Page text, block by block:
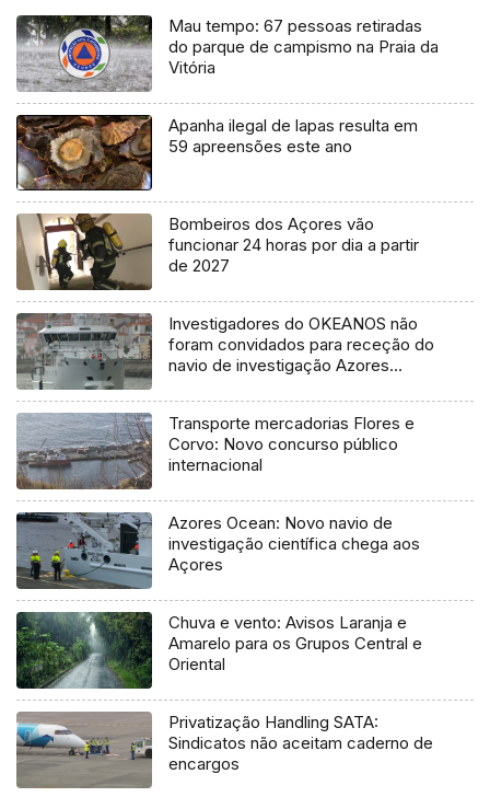
Mau tempo: 67 pessoas retiradas
do parque de campismo na Praia da
Vitória
Apanha ilegal de lapas resulta em
59 apreensões este ano
Bombeiros dos Açores vão
funcionar 24 horas por dia a partir
de 2027
Investigadores do OKEANOS não
foram convidados para receção do
navio de investigação Azores
Transporte mercadorias Flores e
Corvo: Novo concurso público
internacional
Azores Ocean: Novo navio de
investigação científica chega aos
Açores
Chuva e vento: Avisos Laranja e
Amarelo para os Grupos Central e
Oriental
Privatização Handling SATA:
Sindicatos não aceitam caderno de
encargos